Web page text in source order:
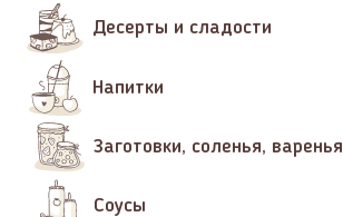
Десерты и сладости
Напитки
Заготовки, соленья, варенья
Соусы